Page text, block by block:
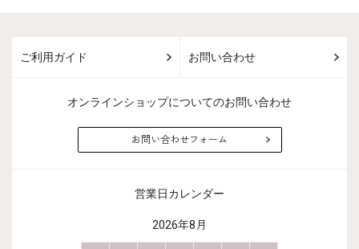
ご利用ガイド お問い合わせ
オンラインショップについてのお問い合わせ
お問い合わせフォーム
営業日カレンダー
2026年8月